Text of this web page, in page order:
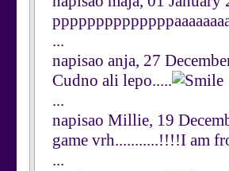
...
napisao anja, 27
Cudno ali lepo.....
...
napisao Millie, 19
game vrh...........!!!!I am
...